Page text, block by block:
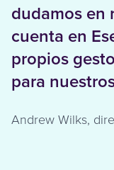
dudamos en
cuenta en
propios
para
Andrew Wilks,